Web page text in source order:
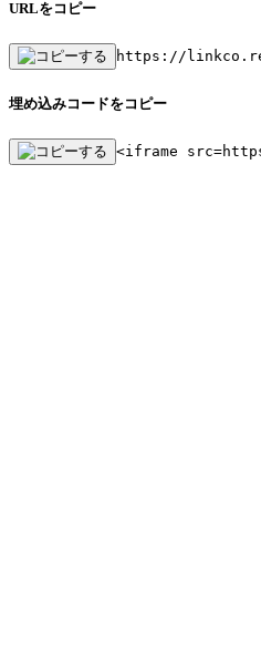
URLをコピー
https://linkco.re/
埋め込みコードをコピー
<iframe